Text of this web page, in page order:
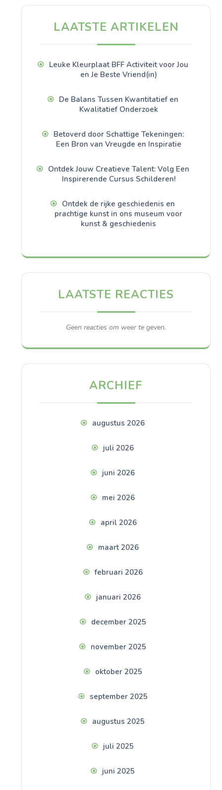
LAATSTE ARTIKELEN
Leuke Kleurplaat BFF Activiteit voor Jou
en Je Beste Vriend(in)
De Balans Tussen Kwantitatief en
Kwalitatief Onderzoek
Betoverd door Schattige Tekeningen:
Een Bron van Vreugde en Inspiratie
Ontdek Jouw Creatieve Talent: Volg Een
Inspirerende Cursus Schilderen!
Ontdek de rijke geschiedenis en
prachtige kunst in ons museum voor
kunst & geschiedenis
LAATSTE REACTIES
Geen reacties om weer te geven.
ARCHIEF
augustus 2026
juli 2026
juni 2026
mei 2026
april 2026
maart 2026
februari 2026
januari 2026
december 2025
november 2025
oktober 2025
september 2025
augustus 2025
juli 2025
juni 2025